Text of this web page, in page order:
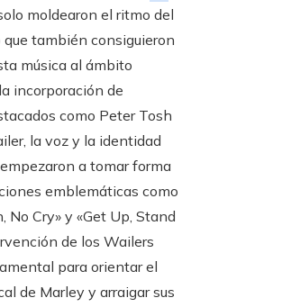
moldearon el ritmo del
que también consiguieron
música al ámbito
incorporación de
como Peter Tosh
la voz y la identidad
a tomar forma
emblemáticas como
No Cry» y «Get Up, Stand
de los Wailers
para orientar el
de Marley y arraigar sus